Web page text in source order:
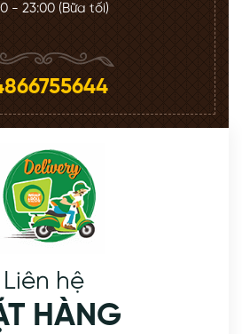
- 23:00 (Bữa tối)
Liên hệ
HÀNG